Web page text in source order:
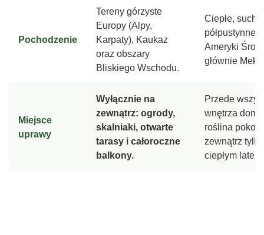
Pochodzenie
Tereny górzyste
Europy (Alpy,
Karpaty), Kaukaz
oraz obszary
Bliskiego Wschodu.
Ciepłe, suche
półpustynne
Ameryki
głównie
Miejsce
uprawy
Wyłącznie na
zewnątrz: ogrody,
skalniaki, otwarte
tarasy i całoroczne
balkony.
Przede
wnętrza
roślina
zewnątrz tylko
ciepłym latem.